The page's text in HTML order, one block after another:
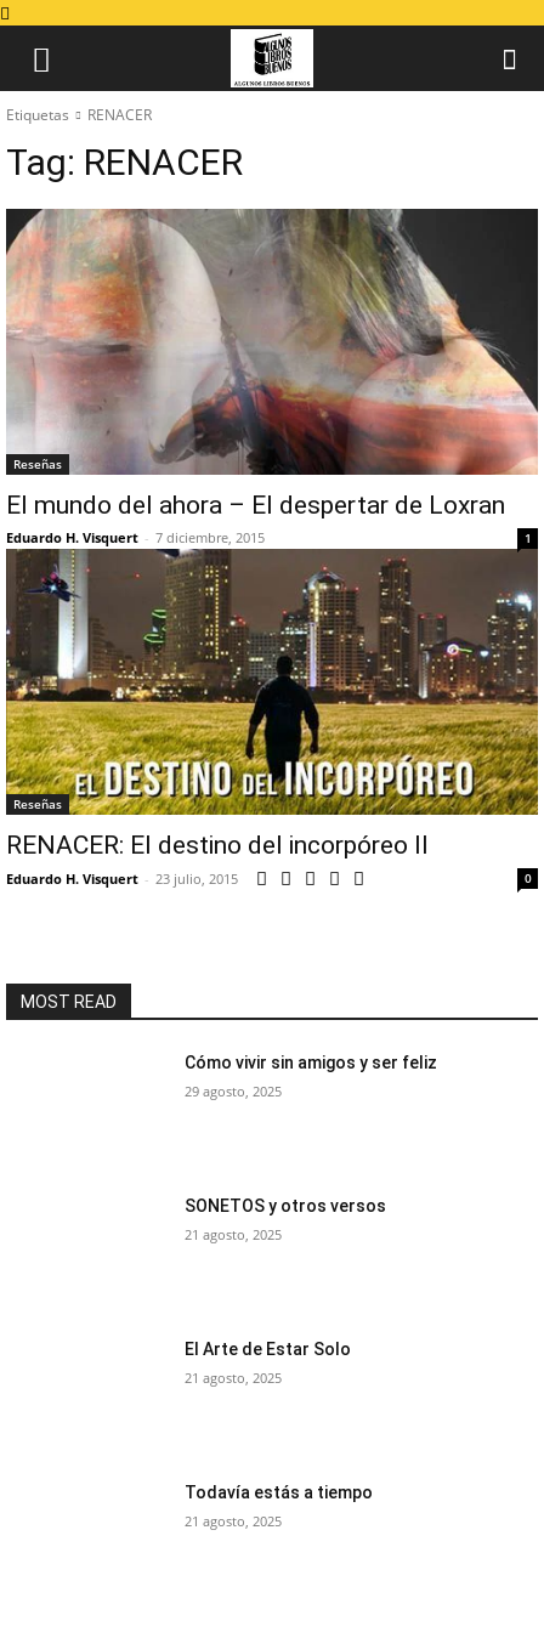
Etiquetas RENACER
Tag: RENACER
Reseñas
El mundo del ahora – El despertar de Loxran
Eduardo H. Visquert - 7 diciembre, 2015 1
Reseñas
RENACER: El destino del incorpóreo II
Eduardo H. Visquert - 23 julio, 2015 0
MOST READ
Cómo vivir sin amigos y ser feliz
29 agosto, 2025
SONETOS y otros versos
21 agosto, 2025
El Arte de Estar Solo
21 agosto, 2025
Todavía estás a tiempo
21 agosto, 2025